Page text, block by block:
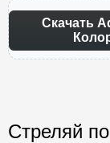
Скачать
Стреляй